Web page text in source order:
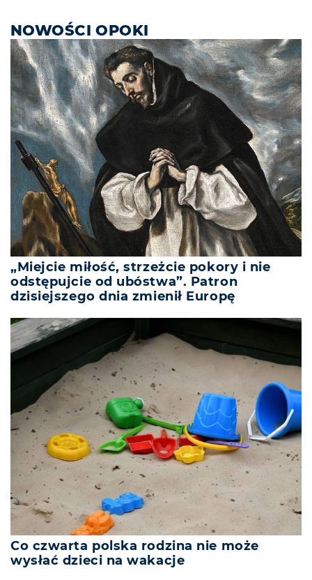
NOWOŚCI OPOKI
„Miejcie miłość, strzeżcie pokory i nie
odstępujcie od ubóstwa”. Patron
dzisiejszego dnia zmienił Europę
Co czwarta polska rodzina nie może
wysłać dzieci na wakacje